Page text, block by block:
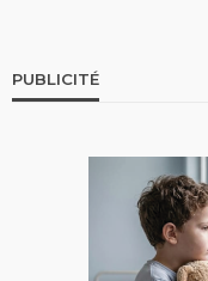
PUBLICITÉ